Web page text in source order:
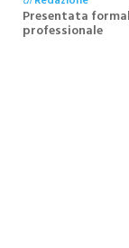
diRedazione
Presentata
professionale